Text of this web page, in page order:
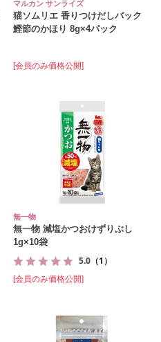
マルカン サンライズ
猫ソムリエ 香りつけだしパック
鰹節のかほり 8g×4パック
[会員のみ価格公開]
無一物
無一物 減塩かつおけずりぶし
1g×10袋
5.0 （1）
[会員のみ価格公開]